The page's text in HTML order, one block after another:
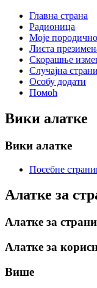
Главна страна
Радионица
Моје
Листа
Скорашње
Случајна
Особу додати
Помоћ
Вики алатке
Вики алатке
Посебне
Алатке за
Алатке за
Алатке за
Више